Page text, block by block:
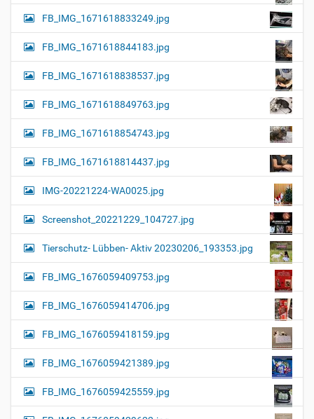
FB_IMG_1671618833249.jpg
FB_IMG_1671618844183.jpg
FB_IMG_1671618838537.jpg
FB_IMG_1671618849763.jpg
FB_IMG_1671618854743.jpg
FB_IMG_1671618814437.jpg
IMG-20221224-WA0025.jpg
Screenshot_20221229_104727.jpg
Tierschutz- Lübben- Aktiv 20230206_193353.jpg
FB_IMG_1676059409753.jpg
FB_IMG_1676059414706.jpg
FB_IMG_1676059418159.jpg
FB_IMG_1676059421389.jpg
FB_IMG_1676059425559.jpg